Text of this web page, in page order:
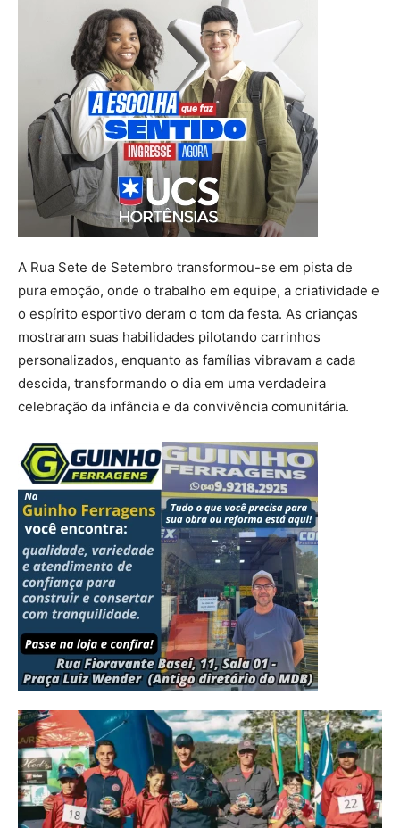
A Rua Sete de Setembro transformou-se em pista de
pura emoção, onde o trabalho em equipe, a criatividade e
o espírito esportivo deram o tom da festa. As crianças
mostraram suas habilidades pilotando carrinhos
personalizados, enquanto as famílias vibravam a cada
descida, transformando o dia em uma verdadeira
celebração da infância e da convivência comunitária.